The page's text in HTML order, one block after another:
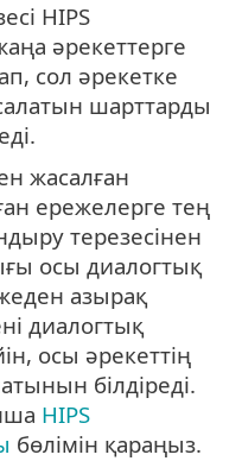
HIPS
әрекеттерге
сол әрекетке
шарттарды
жасалған
ережелерге тең
терезесінен
осы диалогтық
азырақ
диалогтық
осы әрекеттің
білдіреді.
HIPS
бөлімін қараңыз.